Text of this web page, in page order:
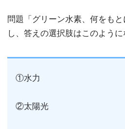
問題「グリーン水素、何をも
し、答えの選択肢はこのように
①水力
②太陽光